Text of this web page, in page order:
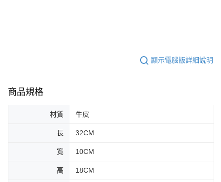
顯示電腦版詳細說明
商品規格
材質 牛皮
長 32CM
寬 10CM
高 18CM